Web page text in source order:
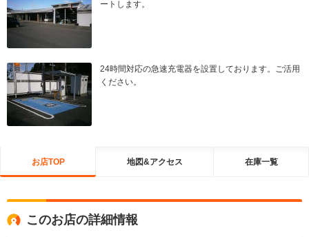
ートします。
24時間対応の急速充電器を設置しております。ご活用
ください。
お店TOP 地図&アクセス 在庫一覧
このお店の詳細情報